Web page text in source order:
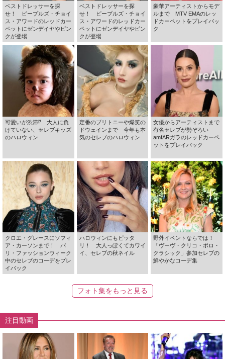
ベストドレッサーを探
せ！ ピープルズ・チョイ
ス・アワードのレッドカー
ペットにゼンデイヤやピン
クが登場
ベストドレッサーを探
せ！ ピープルズ・チョイ
ス・アワードのレッドカー
ペットにゼンデイヤやピン
クが登場
豪華アーティストからモデ
ルまで MTV EMAのレッ
ドカーペットをプレイバッ
ク
可愛いが渋滞⁉ 大人に負
けていない、セレブキッズ
のハロウィン
定番のブリトニーや爆笑の
ドウェインまで 今年も本
気のセレブのハロウィン
女優からアーティストまで
有名セレブが勢ぞろい
amfARガラのレッドカーペ
ットをプレイバック
クロエ・グレースにソフィ
ア・カーソンまで！ パ
リ・ファッションウィーク
中のセレブのコーデをプレ
イバック
ハロウィンにもピッタ
リ！ 大人っぽくてカワイ
イ、セレブの秋ネイル
野外イベントならでは！
「ヴーヴ・クリコ・ポロ・
クラシック」参加セレブの
鮮やかなコーデ集
フォト集をもっと見る
注目動画